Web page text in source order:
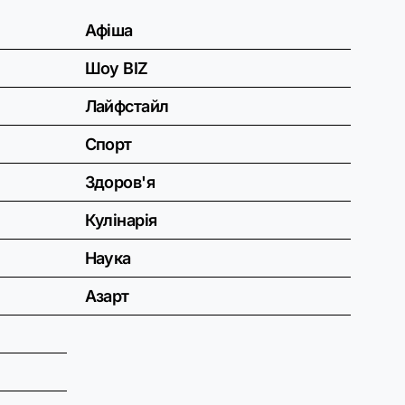
Афіша
Шоу BIZ
Лайфстайл
Спорт
Здоров'я
Кулінарія
Наука
Азарт